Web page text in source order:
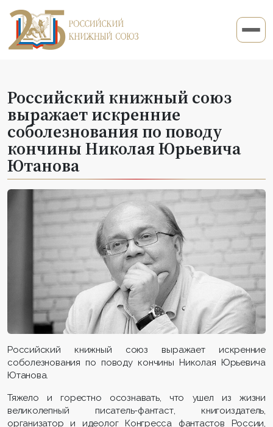
Российский книжный союз
выражает искренние
соболезнования по поводу
кончины Николая Юрьевича
Ютанова
Российский книжный союз выражает искренние
соболезнования по поводу кончины Николая Юрьевича
Ютанова.
Тяжело и горестно осознавать, что ушел из жизни
великолепный писатель-фантаст, книгоиздатель,
организатор и идеолог Конгресса фантастов России,